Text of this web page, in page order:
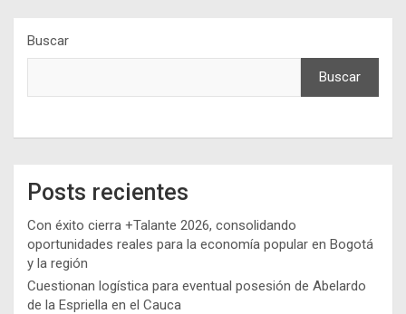
Buscar
Buscar
Posts recientes
Con éxito cierra +Talante 2026, consolidando
oportunidades reales para la economía popular en Bogotá
y la región
Cuestionan logística para eventual posesión de Abelardo
de la Espriella en el Cauca